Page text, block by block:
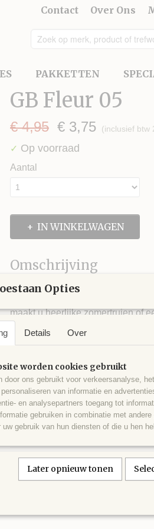
Contact Over Ons
PAKKETTEN
GB Fleur 05
€ 4,95 € 3,75 (inclusief btw
✓ Op voorraad
Aantal
IN WINKELWAGEN
Omschrijving
GB Fleur 05 is een katoen met
zijde en zeer geschikt voor
maakt u heerlijke zomertruien of
77% katoen en 23% zijde
50 gram 120 meter
naalddikte 4 - 4½
stekenverhouding 20 steken bij 31
Opties
Details Over
worden cookies gebruikt
door ons gebruikt voor verkeersanalyse,
van informatie en
en analysepartners toegang tot
gebruiken in combinatie met
uw gebruik van hun diensten of die u hen
Later opnieuw tonen